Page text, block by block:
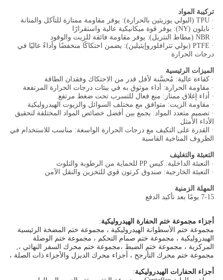
تركيبة المواد
· TPU (البولي يوريثين بالحرارة): يوفر مقاومة ممتازة للتآكل والمتانة
· نايلون (NY): يوفر قوة ميكانيكية عالية واستقرارًا
· NBR (مطاط النتريل): يوفر مقاومة فائقة للزيت والوقود
· PTFE (بولي تترافلوروإيثيلين): يضمن احتكاكًا منخفضًا وأداءً عاليًا في
درجات الحرارة
الميزات الرئيسية
· كفاءة عالية: مُحسَّنة لأقل قدر من الاحتكاك وفقدان الطاقة
· مقاومة الحرارة: أداء موثوق به في بيئات درجات الحرارة المرتفعة
· أداء إغلاق ممتاز: منع فعال للتسرب تحت ضغط مرتفع
· مقاومة الزيت: متوافق مع مختلف السوائل والزيوت الهيدروليكية
· تصميم متعدد المواد: يجمع بين أفضل خصائص المواد المختلفة لتحقيق
الأداء الأمثل
· القدرة على التكيف مع درجات الحرارة الواسعة: مناسب للاستخدام في
الظروف المناخية القاسية
التعبئة والتغليف
· التعبئة الداخلية: كيس PP للحماية من الرطوبة والتلوث
· التعبئة الخارجية: صندوق كرتون قوي للتخزين والنقل الآمن
المهلة الزمنية
7-15 يومًا بعد تأكيد الدفع
أجزاء مجموعة ختم الحفارة الهيدروليكية:
مجموعة ختم الأسطوانة الهيدروليكية ، مجموعة ختم المضخة الرئيسية
الهيدروليكية ، مجموعة ختم صمام التحكم ، مجموعة ختم الوصلة
المركزية ، مجموعة ختم الضبط ،مجموعة ختم محرك السفر النهائي ،,
مجموعة ختم محرك التأرجح ، أجزاء محرك الديزل والأجزاء ذات الصلة ،
أجزاء الحفارات الهيدروليكية: